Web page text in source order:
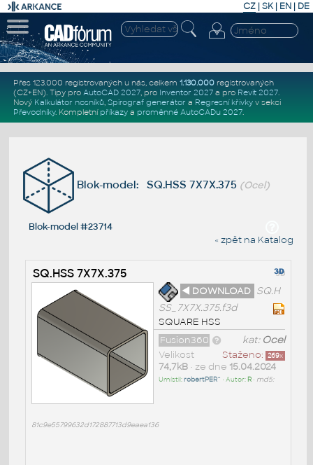
CZ | SK| EN | DE
Přes 123.000 registrovaných u nás, celkem 1.130.000registrovaných
(CZ+EN). Tipy pro AutoCAD 2027, pro Inventor 2027a pro Revit 2027.
Nový Kalkulátor nosníků, Spirograf generátor a Regresní křivkyv sekci
Převodníky. Kompletní příkazya proměnné AutoCADu 2027.
Blok-model: SQ.HSS 7X7X.375 (Ocel)
Blok-model #23714
« zpět na Katalog
SQ.HSS 7X7X.375
◄ DOWNLOAD SQ.H
SS_7X7X.375.f3d
SQUARE HSS
kat: Ocel
Fusion360
Staženo: 269x
Velikost
74,7kB• ze dne 15.04.2024
Umístil:robertPER^ • Autor: R• md5:
81c9e55799632d172887713d9eaea136